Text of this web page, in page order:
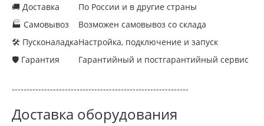
🚚 Доставка
🏭 Самовывоз
🛠 Пусконаладка
🛡 Гарантия
По России и в другие страны
Возможен самовывоз со склада
Настройка, подключение и запуск
Гарантийный и постгарантийный сервис
------------------------------------------------------------
Доставка оборудования